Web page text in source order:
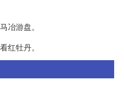
冶游盘。
红牡丹。